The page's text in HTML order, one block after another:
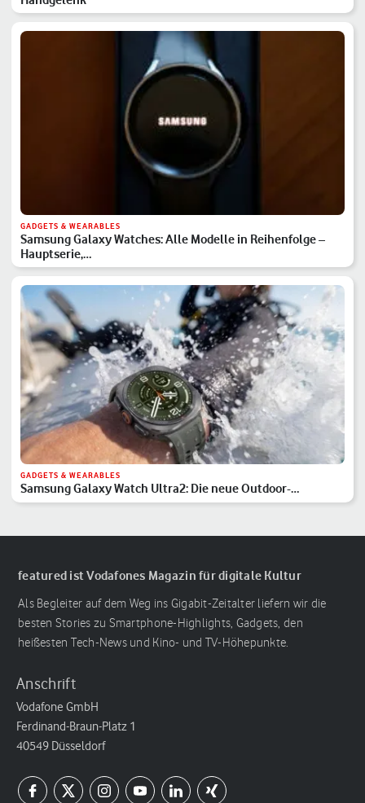
GADGETS & WEARABLES
Samsung Galaxy Watches: Alle Modelle in Reihenfolge –
Hauptserie,…
GADGETS & WEARABLES
Samsung Galaxy Watch Ultra2: Die neue Outdoor-
Sensation?
featured ist Vodafones Magazin für digitale Kultur
Als Begleiter auf dem Weg ins Gigabit-Zeitalter liefern wir die
besten Stories zu Smartphone-Highlights, Gadgets, den
heißesten Tech-News und Kino- und TV-Höhepunkte.
Anschrift
Vodafone GmbH
Ferdinand-Braun-Platz 1
40549 Düsseldorf